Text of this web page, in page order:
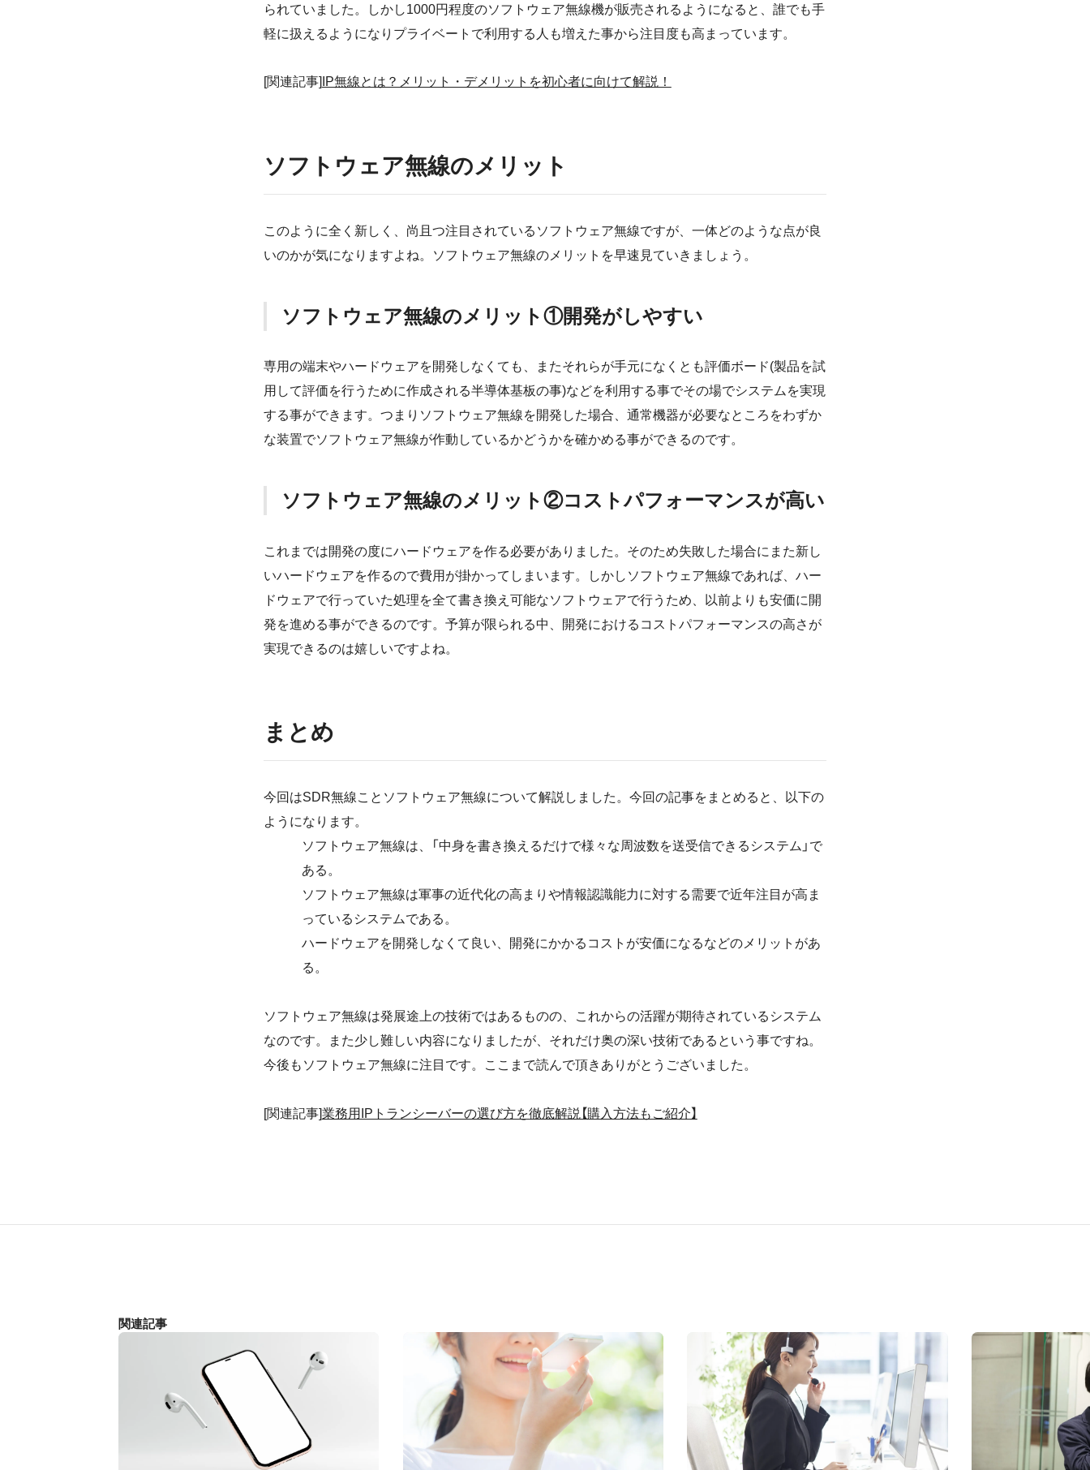
られていました。しかし1000円程度のソフトウェア無線機が販売されるようになると、誰でも手
軽に扱えるようになりプライベートで利用する人も増えた事から注目度も高まっています。
[関連記事] IP無線とは？メリット・デメリットを初心者に向けて解説！
ソフトウェア無線のメリット
このように全く新しく、尚且つ注目されているソフトウェア無線ですが、一体どのような点が良
いのかが気になりますよね。ソフトウェア無線のメリットを早速見ていきましょう。
ソフトウェア無線のメリット①開発がしやすい
専用の端末やハードウェアを開発しなくても、またそれらが手元になくとも評価ボード(製品を試
用して評価を行うために作成される半導体基板の事)などを利用する事でその場でシステムを実現
する事ができます。つまりソフトウェア無線を開発した場合、通常機器が必要なところをわずか
な装置でソフトウェア無線が作動しているかどうかを確かめる事ができるのです。
ソフトウェア無線のメリット②コストパフォーマンスが高い
これまでは開発の度にハードウェアを作る必要がありました。そのため失敗した場合にまた新し
いハードウェアを作るので費用が掛かってしまいます。しかしソフトウェア無線であれば、ハー
ドウェアで行っていた処理を全て書き換え可能なソフトウェアで行うため、以前よりも安価に開
発を進める事ができるのです。予算が限られる中、開発におけるコストパフォーマンスの高さが
実現できるのは嬉しいですよね。
まとめ
今回はSDR無線ことソフトウェア無線について解説しました。今回の記事をまとめると、以下の
ようになります。
ソフトウェア無線は、「中身を書き換えるだけで様々な周波数を送受信できるシステム」で
ある。
ソフトウェア無線は軍事の近代化の高まりや情報認識能力に対する需要で近年注目が高ま
っているシステムである。
ハードウェアを開発しなくて良い、開発にかかるコストが安価になるなどのメリットがあ
る。
ソフトウェア無線は発展途上の技術ではあるものの、これからの活躍が期待されているシステム
なのです。また少し難しい内容になりましたが、それだけ奥の深い技術であるという事ですね。
今後もソフトウェア無線に注目です。ここまで読んで頂きありがとうございました。
[関連記事]業務用IPトランシーバーの選び方を徹底解説【購入方法もご紹介】
関連記事